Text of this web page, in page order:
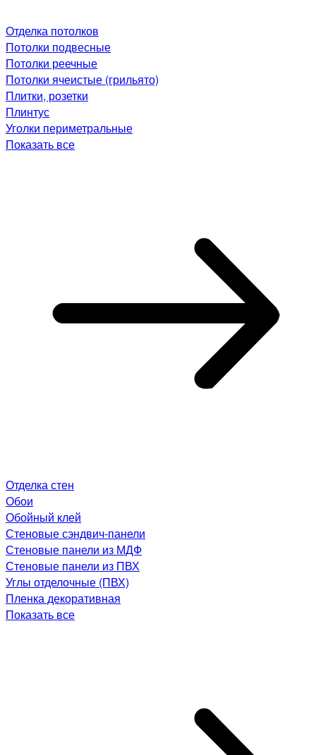
Отделка потолков
Потолки подвесные
Потолки реечные
Потолки ячеистые (грильято)
Плитки, розетки
Плинтус
Уголки периметральные
Показать все
Отделка стен
Обои
Обойный клей
Стеновые сэндвич-панели
Стеновые панели из МДФ
Стеновые панели из ПВХ
Углы отделочные (ПВХ)
Пленка декоративная
Показать все